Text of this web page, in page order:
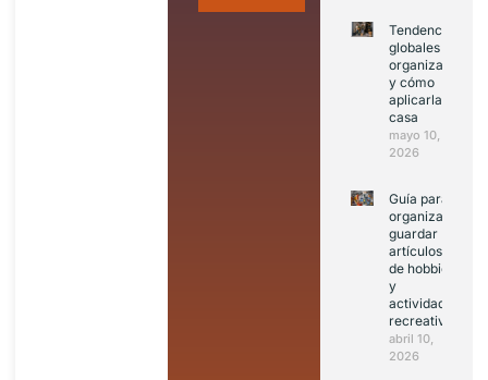
Tendencias
globales de
organización
y cómo
aplicarlas en
casa
mayo 10,
2026
Guía para
organizar y
guardar
artículos
de hobbies
y
actividades
recreativas
abril 10,
2026